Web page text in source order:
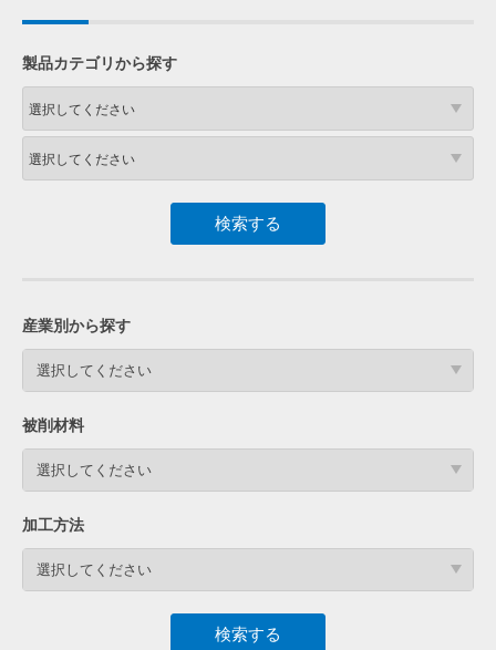
製品カテゴリから探す
産業別から探す
選択してください
被削材料
選択してください
加工方法
選択してください